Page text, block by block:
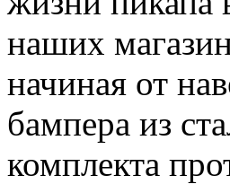
наших
начиная от
бампера из
комплекта